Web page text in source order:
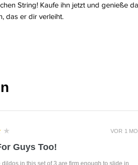
String! Kaufe ihn jetzt und genieße
das er dir verleiht.
VOR 1
Guys Too!
dildos in this set of 3 are firm enough to slide in